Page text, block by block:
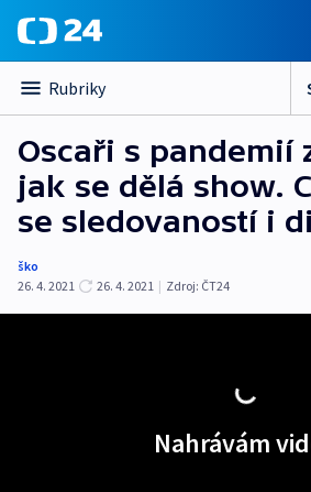
Rubriky
Oscaři s pandemií
jak se dělá show.
se sledovaností i
ško
26. 4. 2021
26. 4. 2021 | Zdroj: ČT24
Nahrávám